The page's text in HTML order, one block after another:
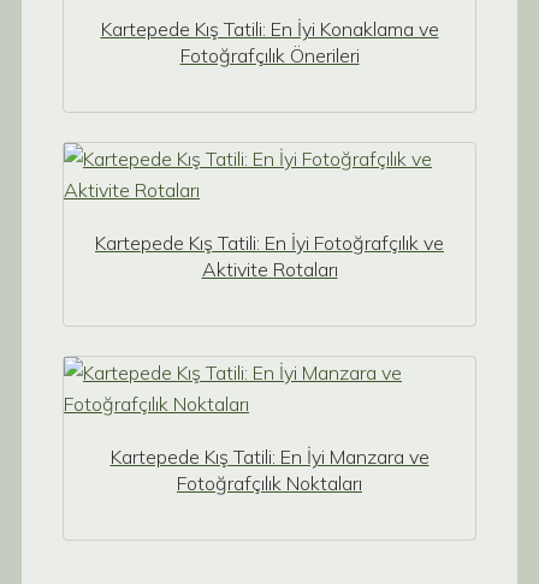
Kartepede Kış Tatili: En İyi Konaklama ve
Fotoğrafçılık Önerileri
Kartepede Kış Tatili: En İyi Fotoğrafçılık ve
Aktivite Rotaları
Kartepede Kış Tatili: En İyi Manzara ve
Fotoğrafçılık Noktaları